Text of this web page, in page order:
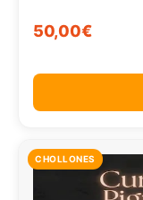
50,00€
CHOLLONES